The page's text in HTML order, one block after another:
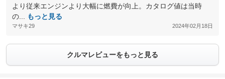
より従来エンジンより大幅に燃費が向上。カタログ値は当時
の...
もっと見る
マサキ29 2024年02月18日
クルマレビューをもっと見る